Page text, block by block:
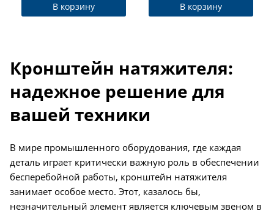
В корзину В корзину
Кронштейн натяжителя:
надежное решение для
вашей техники
В мире промышленного оборудования, где каждая
деталь играет критически важную роль в обеспечении
бесперебойной работы, кронштейн натяжителя
занимает особое место. Этот, казалось бы,
незначительный элемент является ключевым звеном в